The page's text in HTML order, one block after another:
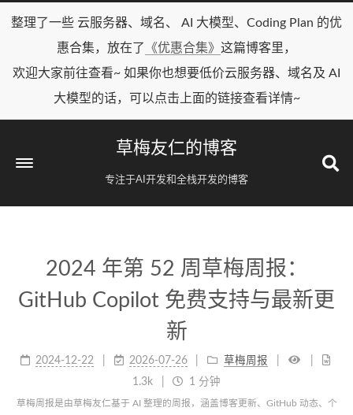
整理了一些 云服务器、域名、 AI 大模型、Coding Plan 的优
惠合集，放在了
《优惠合集》 这篇博客里，
欢迎大家前往查看~ 如果你也想要低价云服务器、域名及 AI
大模型的话，可以点击上面的链接查看详情~
草梅友仁的博客
专注于AI开发和全栈开发的博客
2024 年第 52 周草梅周报：
GitHub Copilot 免费支持与最新更
新
2024-12-22 2026-07-26
草梅周报
1.3k
1 分钟
草梅周报是由草梅友仁基于 AI 整理的周报，涵盖博客更新、GitHub 动态、个